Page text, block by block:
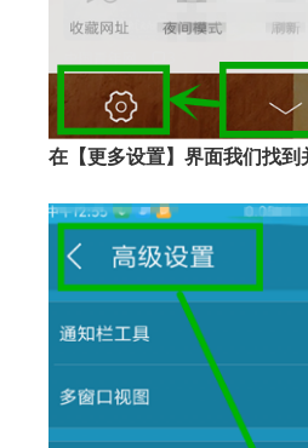
在【更多设置】界面我们找到